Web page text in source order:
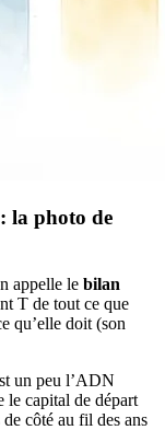
la photo de
appelle le bilan
T de tout ce que
qu’elle doit (son
un peu l’ADN
le capital de départ
côté au fil des ans